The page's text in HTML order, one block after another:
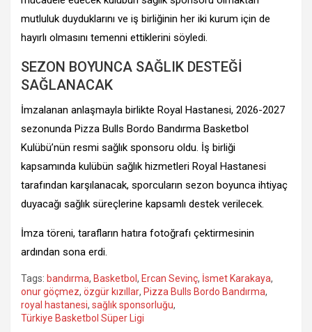
mutluluk duyduklarını ve iş birliğinin her iki kurum için de
hayırlı olmasını temenni ettiklerini söyledi.
SEZON BOYUNCA SAĞLIK DESTEĞİ
SAĞLANACAK
İmzalanan anlaşmayla birlikte Royal Hastanesi, 2026-2027
sezonunda Pizza Bulls Bordo Bandırma Basketbol
Kulübü’nün resmi sağlık sponsoru oldu. İş birliği
kapsamında kulübün sağlık hizmetleri Royal Hastanesi
tarafından karşılanacak, sporcuların sezon boyunca ihtiyaç
duyacağı sağlık süreçlerine kapsamlı destek verilecek.
İmza töreni, tarafların hatıra fotoğrafı çektirmesinin
ardından sona erdi.
Tags: bandırma, Basketbol , Ercan Sevinç, İsmet Karakaya,
onur göçmez, özgür kızıllar, Pizza Bulls Bordo Bandırma,
royal hastanesi, sağlık sponsorluğu,
Türkiye Basketbol Süper Ligi